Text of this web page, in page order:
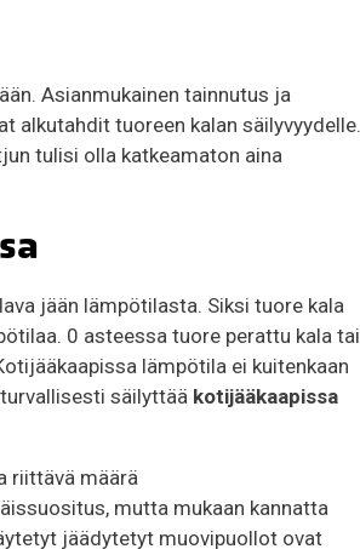
Asianmukainen tainnutus ja
alkutahdit tuoreen kalan säilyvyydelle.
tulisi olla katkeamaton aina
jään lämpötilasta. Siksi tuore kala
0 asteessa tuore perattu kala tai
lämpötila ei kuitenkaan
säilyttää kotijääkaapissa
riittävä määrä
mutta mukaan kannatta
jäädytetyt muovipuollot ovat